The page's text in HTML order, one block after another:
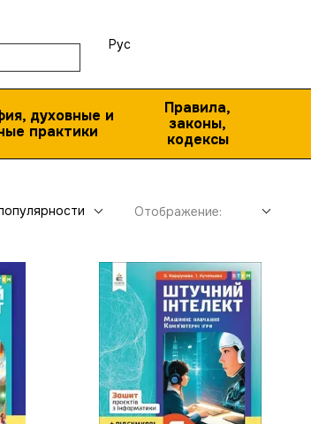
Рус
духовные и
практики
Правила,
законы,
кодексы
Отображение: